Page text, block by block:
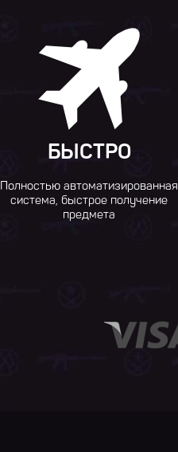
БЫСТРО
Полностью автоматизированная
система, быстрое получение
предмета